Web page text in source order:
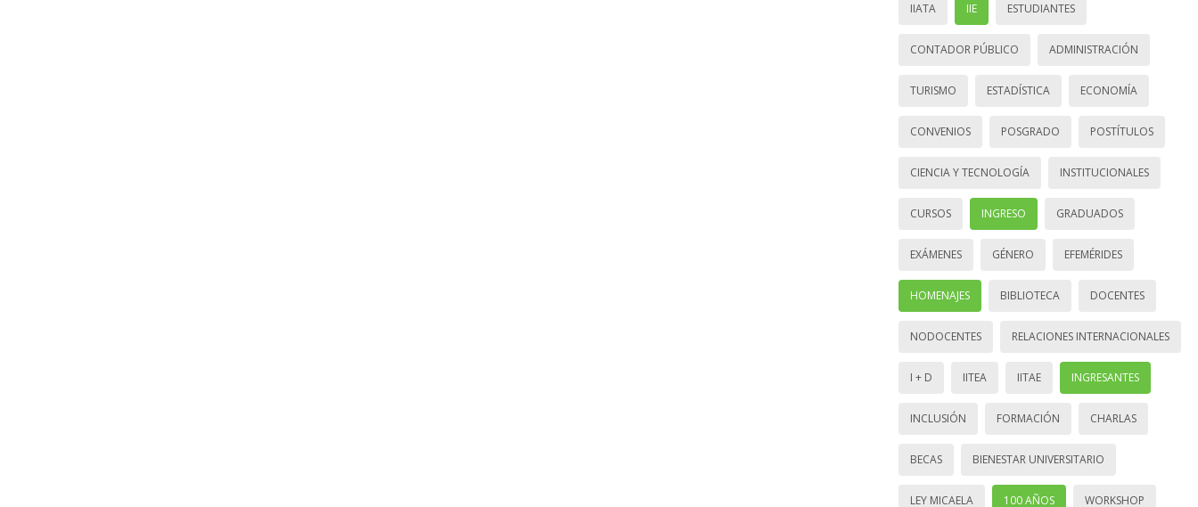
IIATA IIE ESTUDIANTES
CONTADOR PÚBLICO ADMINISTRACIÓN
TURISMO ESTADÍSTICA ECONOMÍA
CONVENIOS POSGRADO POSTÍTULOS
CIENCIA Y TECNOLOGÍA INSTITUCIONALES
CURSOS INGRESO GRADUADOS
EXÁMENES GÉNERO EFEMÉRIDES
HOMENAJES BIBLIOTECA DOCENTES
NODOCENTES RELACIONES INTERNACIONALES
I + D IITEA IITAE INGRESANTES
INCLUSIÓN FORMACIÓN CHARLAS
BECAS BIENESTAR UNIVERSITARIO
LEY MICAELA 100 AÑOS WORKSHOP